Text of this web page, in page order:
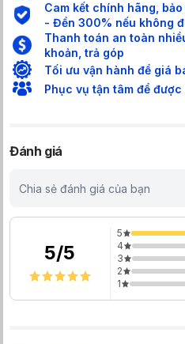
Cam kết chính hãng,
- Đền 300% nếu không
Thanh toán an toàn
khoản, trả góp
Tối ưu vận hành để giá
Phục vụ tận tâm để
Đánh giá
Chia sẻ đánh giá của bạn
5/5
5
4
3
2
1